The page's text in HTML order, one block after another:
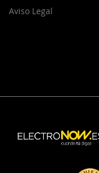
Aviso Legal